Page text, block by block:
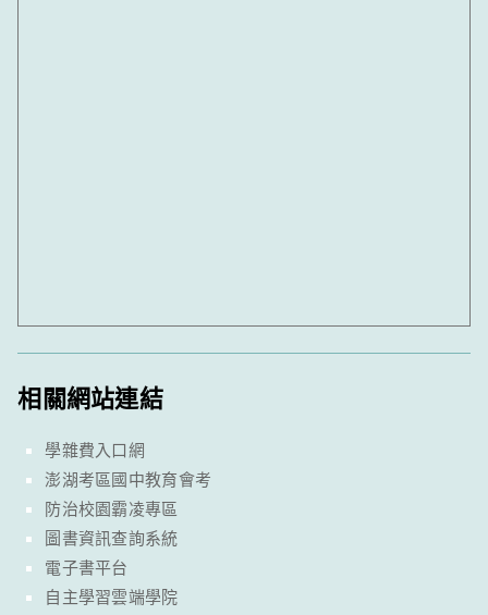
相關網站連結
學雜費入口網
澎湖考區國中教育會考
防治校園霸凌專區
圖書資訊查詢系統
電子書平台
自主學習雲端學院